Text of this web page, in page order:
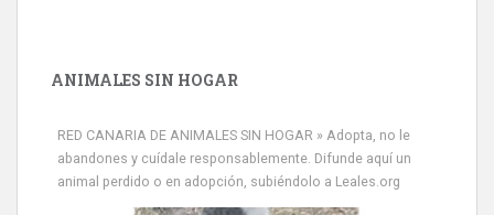
ANIMALES SIN HOGAR
RED CANARIA DE ANIMALES SIN HOGAR » Adopta, no le
abandones y cuídale responsablemente. Difunde aquí un
animal perdido o en adopción, subiéndolo a Leales.org